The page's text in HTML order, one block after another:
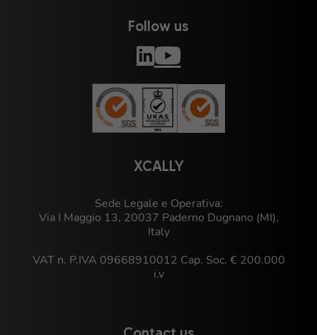
XCALLY
Sede Legale e Operativa:
Via I Maggio 13, 20037 Paderno Dugnano (MI),
Italy
VAT n. P.IVA 09668910012 Cap. Soc. € 200.000
i.v
Follow us